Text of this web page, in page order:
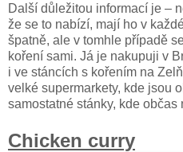
Další důležitou informací je –
že se to nabízí, mají ho v
špatně, ale v tomhle případě
koření sami. Já je nakupuji v
i ve stáncích s kořením na
velké supermarkety, kde jsou
samostatné stánky, kde
Chicken curry